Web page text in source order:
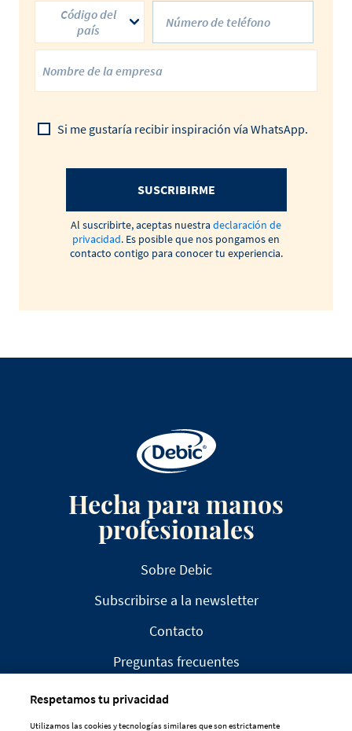
Código del
país
Si me gustaría recibir inspiración vía WhatsApp.
SUSCRIBIRME
Al suscribirte, aceptas nuestra declaración de
privacidad. Es posible que nos pongamos en
contacto contigo para conocer tu experiencia.
Hecha para manos
profesionales
Sobre Debic
Subscribirse a la newsletter
Contacto
Preguntas frecuentes
Respetamos tu privacidad
Utilizamos las cookies y tecnologías similares que son estrictamente